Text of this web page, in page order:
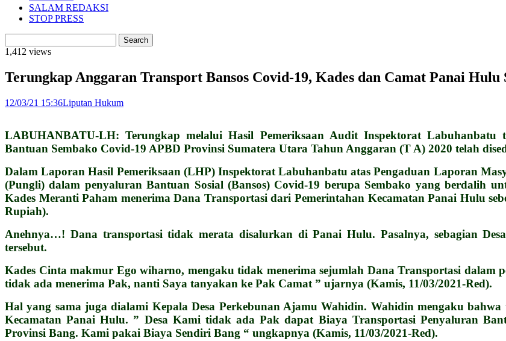
SALAM REDAKSI
STOP PRESS
1,412 views
Terungkap Anggaran Transport Bansos Covid-19, Kades dan Camat Panai
12/03/21 15:36Liputan Hukum
LABUHANBATU-LH: Terungkap melalui Hasil Pemeriksaan Audit Inspektorat Labuhanbatu
Bantuan Sembako Covid-19 APBD Provinsi Sumatera Utara Tahun Anggaran (T A) 2020 telah
Dalam Laporan Hasil Pemeriksaan (LHP) Inspektorat Labuhanbatu atas Pengaduan Laporan
(Pungli) dalam penyaluran Bantuan Sosial (Bansos) Covid-19 berupa Sembako yang berdalih
Kades Meranti Paham menerima Dana Transportasi dari Pemerintahan Kecamatan Panai Hulu
Rupiah).
Anehnya…! Dana transportasi tidak merata disalurkan di Panai Hulu. Pasalnya, sebagian
tersebut.
Kades Cinta makmur Ego wiharno, mengaku tidak menerima sejumlah Dana Transportasi dalam
tidak ada menerima Pak, nanti Saya tanyakan ke Pak Camat ” ujarnya (Kamis, 11/03/2021-Red).
Hal yang sama juga dialami Kepala Desa Perkebunan Ajamu Wahidin. Wahidin mengaku
Kecamatan Panai Hulu. ” Desa Kami tidak ada Pak dapat Biaya Transportasi Penyaluran
Provinsi Bang. Kami pakai Biaya Sendiri Bang “ ungkapnya (Kamis, 11/03/2021-Red).